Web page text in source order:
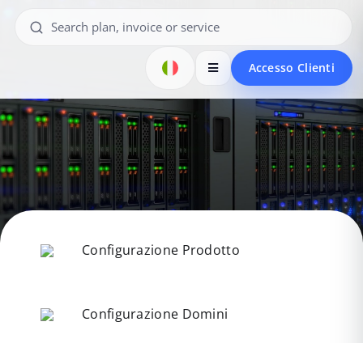
Accesso Clienti
Configurazione Prodotto
Configurazione Domini